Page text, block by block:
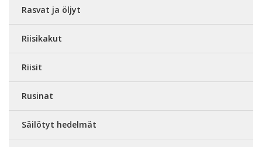
Rasvat ja öljyt
Riisikakut
Riisit
Rusinat
Säilötyt hedelmät